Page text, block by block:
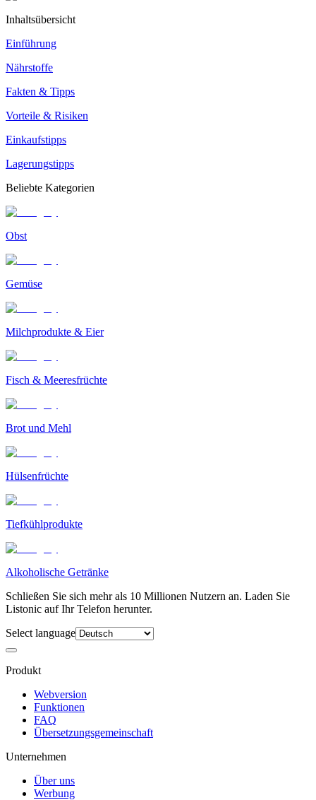
Inhaltsübersicht
Einführung
Nährstoffe
Fakten & Tipps
Vorteile & Risiken
Einkaufstipps
Lagerungstipps
Beliebte Kategorien
Obst
Gemüse
Milchprodukte & Eier
Fisch & Meeresfrüchte
Brot und Mehl
Hülsenfrüchte
Tiefkühlprodukte
Alkoholische Getränke
Schließen Sie sich mehr als 10 Millionen Nutzern an. Laden Sie
Listonic auf Ihr Telefon herunter.
Select language
Produkt
Webversion
Funktionen
FAQ
Übersetzungsgemeinschaft
Unternehmen
Über uns
Werbung